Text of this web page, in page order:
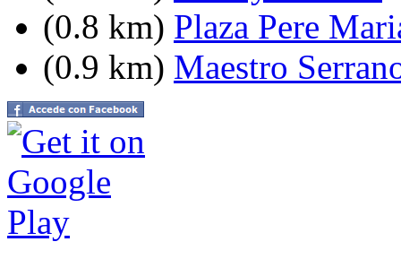
(0.8 km) Plaza Pere
(0.9 km) Maestro